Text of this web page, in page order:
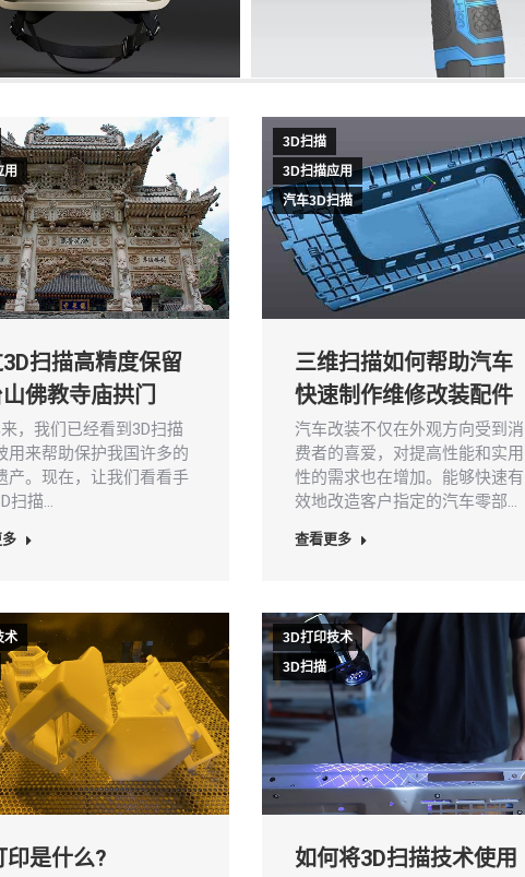
用
扫描高精度保留
佛教寺庙拱门
，我们已经看到3D扫描
用来帮助保护我国许多的
产。现在，让我们看看手
扫描…
3D扫描
3D扫描应用
汽车3D扫描
三维扫描如何帮助汽车
快速制作维修改装配件
汽车改装不仅在外观方向受到消
费者的喜爱，对提高性能和实用
性的需求也在增加。能够快速有
效地改造客户指定的汽车零部…
查看更多
术
印是什么?
3D打印技术
3D扫描
如何将3D扫描技术使用